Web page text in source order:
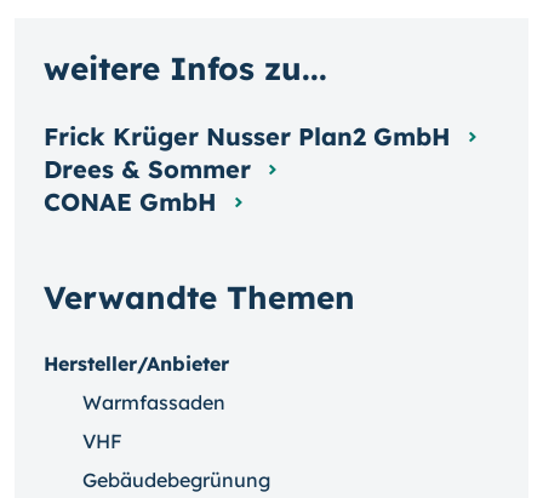
Verwandte Themen
Hersteller/Anbieter
Warmfassaden
VHF
Gebäudebegrünung
weitere Infos zu...
Frick Krüger Nusser Plan2 GmbH
Drees & Sommer
CONAE GmbH